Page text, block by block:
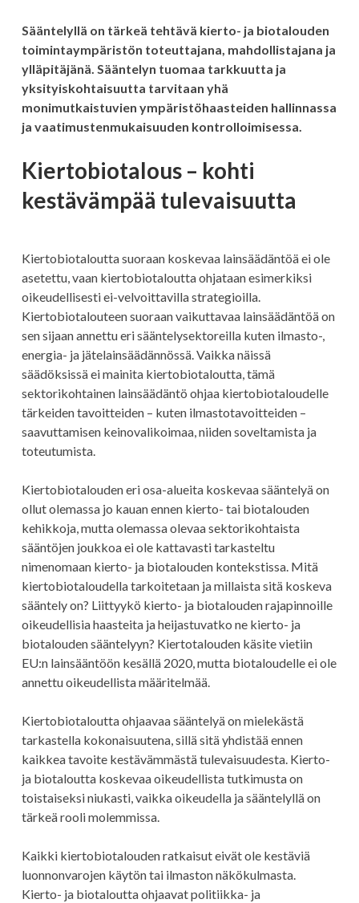
Sääntelyllä on tärkeä tehtävä kierto- ja biotalouden
toimintaympäristön toteuttajana, mahdollistajana ja
ylläpitäjänä. Sääntelyn tuomaa tarkkuutta ja
yksityiskohtaisuutta tarvitaan yhä
monimutkaistuvien ympäristöhaasteiden hallinnassa
ja vaatimustenmukaisuuden kontrolloimisessa.
Kiertobiotalous – kohti
kestävämpää tulevaisuutta
Kiertobiotaloutta suoraan koskevaa lainsäädäntöä ei ole
asetettu, vaan kiertobiotaloutta ohjataan esimerkiksi
oikeudellisesti ei-velvoittavilla strategioilla.
Kiertobiotalouteen suoraan vaikuttavaa lainsäädäntöä on
sen sijaan annettu eri sääntelysektoreilla kuten ilmasto-,
energia- ja jätelainsäädännössä. Vaikka näissä
säädöksissä ei mainita kiertobiotaloutta, tämä
sektorikohtainen lainsäädäntö ohjaa kiertobiotaloudelle
tärkeiden tavoitteiden – kuten ilmastotavoitteiden –
saavuttamisen keinovalikoimaa, niiden soveltamista ja
toteutumista.
Kiertobiotalouden eri osa-alueita koskevaa sääntelyä on
ollut olemassa jo kauan ennen kierto- tai biotalouden
kehikkoja, mutta olemassa olevaa sektorikohtaista
sääntöjen joukkoa ei ole kattavasti tarkasteltu
nimenomaan kierto- ja biotalouden kontekstissa. Mitä
kiertobiotaloudella tarkoitetaan ja millaista sitä koskeva
sääntely on? Liittyykö kierto- ja biotalouden rajapinnoille
oikeudellisia haasteita ja heijastuvatko ne kierto- ja
biotalouden sääntelyyn? Kiertotalouden käsite vietiin
EU:n lainsääntöön kesällä 2020, mutta biotaloudelle ei ole
annettu oikeudellista määritelmää.
Kiertobiotaloutta ohjaavaa sääntelyä on mielekästä
tarkastella kokonaisuutena, sillä sitä yhdistää ennen
kaikkea tavoite kestävämmästä tulevaisuudesta. Kierto-
ja biotaloutta koskevaa oikeudellista tutkimusta on
toistaiseksi niukasti, vaikka oikeudella ja sääntelyllä on
tärkeä rooli molemmissa.
Kaikki kiertobiotalouden ratkaisut eivät ole kestäviä
luonnonvarojen käytön tai ilmaston näkökulmasta.
Kierto- ja biotaloutta ohjaavat politiikka- ja